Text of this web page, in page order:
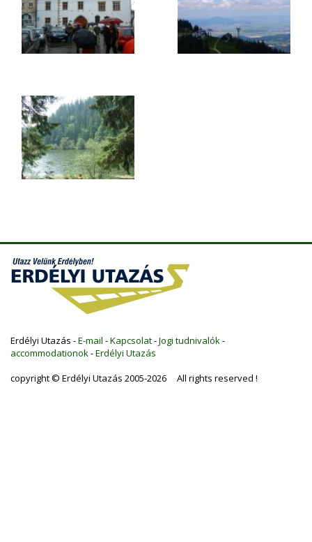
Erdélyi Utazás -E-mail -Kapcsolat-Jogi tudnivalók-
accommodationok-Erdélyi Utazás
copyright © Erdélyi Utazás 2005-2026 All rights reserved !